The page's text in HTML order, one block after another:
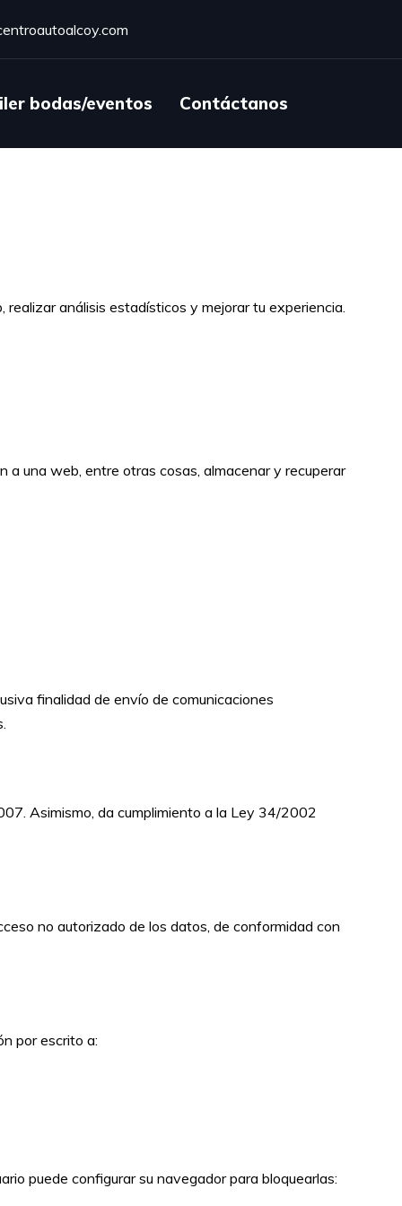
bodas/eventos Contáctanos
análisis estadísticos y mejorar tu experiencia.
a una web, entre otras cosas, almacenar y recuperar
finalidad de envío de comunicaciones
Asimismo, da cumplimiento a la Ley 34/2002
no autorizado de los datos, de conformidad con
por escrito a:
puede configurar su navegador para bloquearlas: